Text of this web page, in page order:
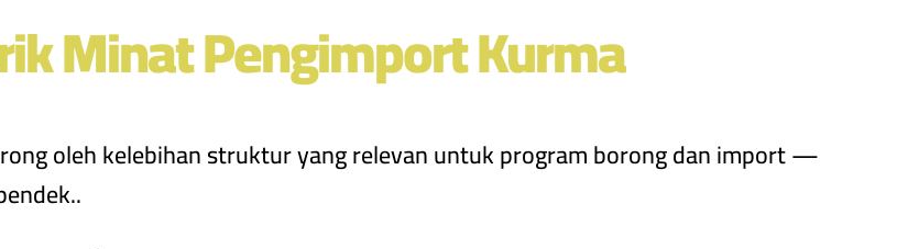
Minat Pengimport Kurma
oleh kelebihan struktur yang relevan untuk program borong dan import —
.